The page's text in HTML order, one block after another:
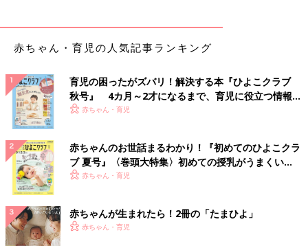
務は無理なので、市の保健センターで働くことにしました。主な
仕事は、新生児訪問などです。これまでの自分自身の双子の子育
ての経験をいかしたいと思いました。
――子どもたちの成長や双子育児について教えてください。
榊原 双子育児で、私が悩んだのは平等に育てることでした。長
男は、赤ちゃんのときよく泣いて抱っこすることが多かったんで
す。二男はその間、ベッドに寝かせていたり、1人で遊んだりし
ていました。
当時の私は、二男に対して申し訳ない気持ちと、この方法でない
と2人を育てられないもどかしさの板挟みでした。「愛情不足に
ならないかな？」と心配もしました。
でも子どもたちが小学2年生のとき、小学校で「いのちの授業」
赤ちゃん・育児の人気記事ランキング
育児の困ったがズバリ！解決する本『ひよこクラブ
秋号』 4カ月～2才になるまで、育児に役立つ情報が
いっぱい！
赤ちゃん・育児
赤ちゃんのお世話まるわかり！『初めてのひよこクラ
ブ 夏号』〈巻頭大特集〉初めての授乳がうまくい
く！ おっぱい・ミルクの基本と夏のトラブル 解決テ
赤ちゃん・育児
赤ちゃんが生まれたら！2冊の「たまひよ」
赤ちゃん・育児